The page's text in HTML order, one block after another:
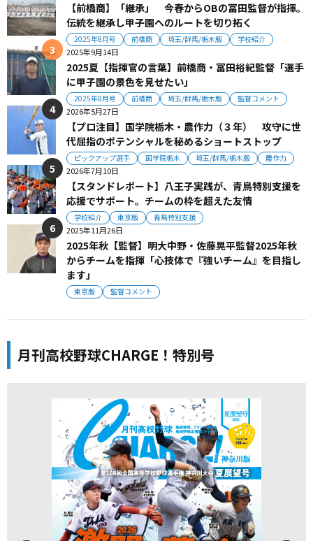
【前橋商】「継承」 今春からOBの冨田監督が指揮。
伝統を継承し甲子園へのルートを切り拓く
2025年8月号 前橋商 埼玉/群馬/栃木版 学校紹介
2025年9月14日
2025夏【指揮官の言葉】前橋商・冨田裕紀監督「選手
に甲子園の景色を見せたい」
2025年8月号 前橋商 埼玉/群馬/栃木版 監督コメント
2026年5月27日
【プロ注目】国学院栃木・農作力（３年） 攻守に世
代屈指のポテンシャルを秘めるショートストップ
ピックアップ選手 国学院栃木 埼玉/群馬/栃木版 農作力
2026年7月10日
【スタンドレポート】八王子実践が、青鳥特別支援を
応援でサポート。チームの枠を超えた友情
学校紹介 東京版 青鳥特別支援
2025年11月26日
2025年秋【監督】明大中野・佐藤晃平監督2025年秋
からチームを指揮「心技体で『強いチーム』を目指し
ます」
東京版 監督コメント
月刊高校野球CHARGE！特別号